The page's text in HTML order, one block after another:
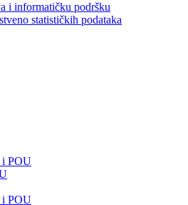
i informatičku podršku
statističkih podataka
i POU
i POU